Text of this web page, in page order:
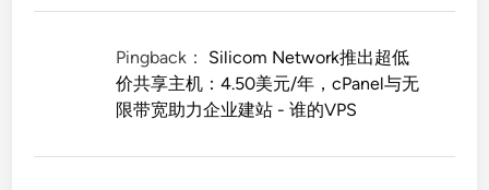
Pingback： Silicom Network推出超低
价共享主机：4.50美元/年，cPanel与无
限带宽助力企业建站 - 谁的VPS